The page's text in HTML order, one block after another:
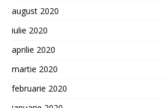
august 2020
iulie 2020
aprilie 2020
martie 2020
februarie 2020